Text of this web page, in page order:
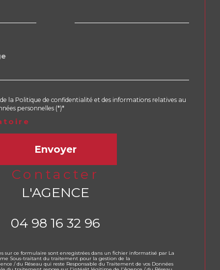
la Politique de confidentialité et des informations relatives au
personnelles (*)*
Envoyer
contacter
L'AGENCE
04 98 16 32 96
sur ce formulaire sont enregistrées dans un fichier informatisé par La
Sous-traitant du traitement pour la gestion de la
/ du Réseau qui reste Responsable du Traitement de vos Données